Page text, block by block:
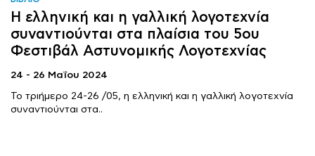
Η ελληνική και η γαλλική λογοτεχνία
συναντιούνται στα πλαίσια του 5ου
Φεστιβάλ Αστυνομικής Λογοτεχνίας
24 - 26 Μαΐου 2024
To τριήμερο 24-26 /05, η ελληνική και η γαλλική λογοτεχνία
συναντιούνται στα..